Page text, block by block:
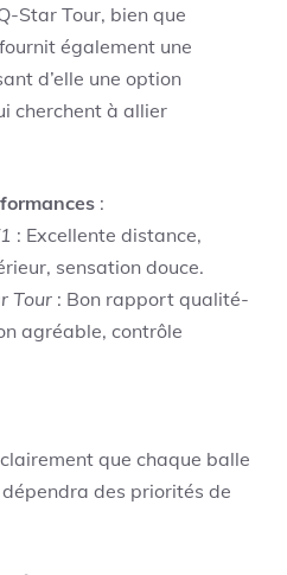
Star Tour, bien que
également une
d’elle une option
cherchent à allier
:
: Excellente distance,
sensation douce.
Tour : Bon rapport qualité-
agréable, contrôle
que chaque balle
des priorités de